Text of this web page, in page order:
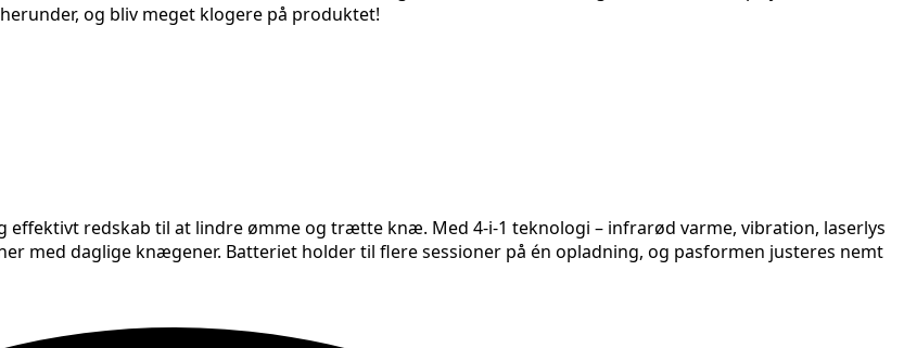
og bliv meget klogere på produktet!
redskab til at lindre ømme og trætte knæ. Med 4-i-1 teknologi – infrarød varme, vibration, laserlys
med daglige knægener. Batteriet holder til flere sessioner på én opladning, og pasformen justeres nemt